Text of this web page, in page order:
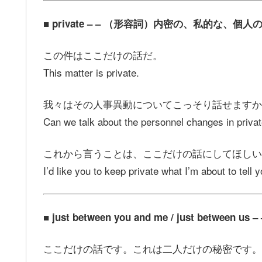
■ private – – （形容詞）内密の、私的な、個人の
この件はここだけの話だ。
This matter is private.
我々はその人事異動についてこっそり話せます
Can we talk about the personnel changes in
これから言うことは、ここだけの話にしてほしい
I’d like you to keep private what I’m about to tell
■ just between you and me / just between us –
ここだけの話です。これは二人だけの秘密です。